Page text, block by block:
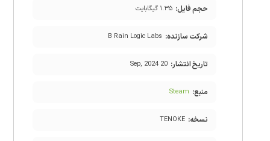
حجم فایل: ۱.۳۵ گیگابایت
شرکت سازنده: B Rain Logic Labs
تاریخ انتشار: 20 Sep, 2024
منبع: Steam
نسخه: TENOKE